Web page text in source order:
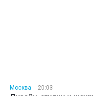
Москва
20:03